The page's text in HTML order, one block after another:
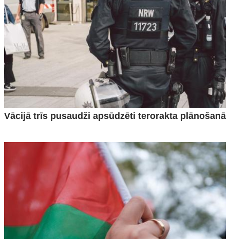
Vācijā trīs pusaudži apsūdzēti terorakta plānošanā